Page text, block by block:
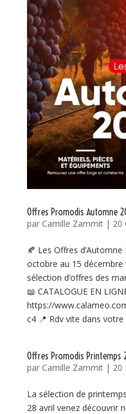
Offres Promodis Automne
par Camille Zammit| 20
🍂 Les Offres
octobre au 15
sélection d’offres des
📖 CATALOGUE EN
https://
c4 📍 Rdv vite dans votre
Offres Promodis Printemps
par Camille Zammit| 20
La sélection de
28 avril venez découvrir